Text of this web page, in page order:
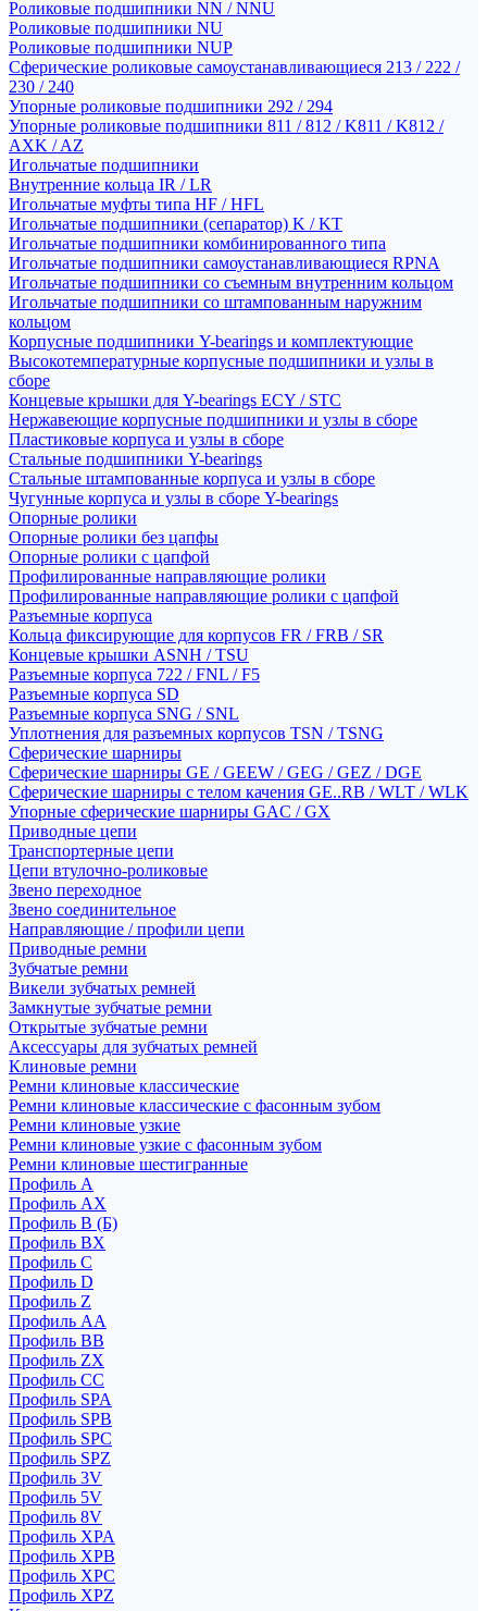
Роликовые подшипники NN / NNU
Роликовые подшипники NU
Роликовые подшипники NUP
Сферические роликовые самоустанавливающиеся 213 / 222 /
230 / 240
Упорные роликовые подшипники 292 / 294
Упорные роликовые подшипники 811 / 812 / K811 / K812 /
AXK / AZ
Игольчатые подшипники
Внутренние кольца IR / LR
Игольчатые муфты типа HF / HFL
Игольчатые подшипники (сепаратор) K / KT
Игольчатые подшипники комбинированного типа
Игольчатые подшипники самоустанавливающиеся RPNA
Игольчатые подшипники со съемным внутренним кольцом
Игольчатые подшипники со штампованным наружним
кольцом
Корпусные подшипники Y-bearings и комплектующие
Высокотемпературные корпусные подшипники и узлы в
сборе
Концевые крышки для Y-bearings ECY / STC
Нержавеющие корпусные подшипники и узлы в сборе
Пластиковые корпуса и узлы в сборе
Стальные подшипники Y-bearings
Стальные штампованные корпуса и узлы в сборе
Чугунные корпуса и узлы в сборе Y-bearings
Опорные ролики
Опорные ролики без цапфы
Опорные ролики с цапфой
Профилированные направляющие ролики
Профилированные направляющие ролики с цапфой
Разъемные корпуса
Кольца фиксирующие для корпусов FR / FRB / SR
Концевые крышки ASNH / TSU
Разъемные корпуса 722 / FNL / F5
Разъемные корпуса SD
Разъемные корпуса SNG / SNL
Уплотнения для разъемных корпусов TSN / TSNG
Сферические шарниры
Сферические шарниры GE / GEEW / GEG / GEZ / DGE
Сферические шарниры с телом качения GE..RB / WLT / WLK
Упорные сферические шарниры GAC / GX
Приводные цепи
Транспортерные цепи
Цепи втулочно-роликовые
Звено переходное
Звено соединительное
Направляющие / профили цепи
Приводные ремни
Зубчатые ремни
Викели зубчатых ремней
Замкнутые зубчатые ремни
Открытые зубчатые ремни
Аксессуары для зубчатых ремней
Клиновые ремни
Ремни клиновые классические
Ремни клиновые классические с фасонным зубом
Ремни клиновые узкие
Ремни клиновые узкие с фасонным зубом
Ремни клиновые шестигранные
Профиль A
Профиль AX
Профиль B (Б)
Профиль BX
Профиль C
Профиль D
Профиль Z
Профиль АА
Профиль BB
Профиль ZX
Профиль CC
Профиль SPA
Профиль SPB
Профиль SPC
Профиль SPZ
Профиль 3V
Профиль 5V
Профиль 8V
Профиль XPA
Профиль XPB
Профиль XPC
Профиль XPZ